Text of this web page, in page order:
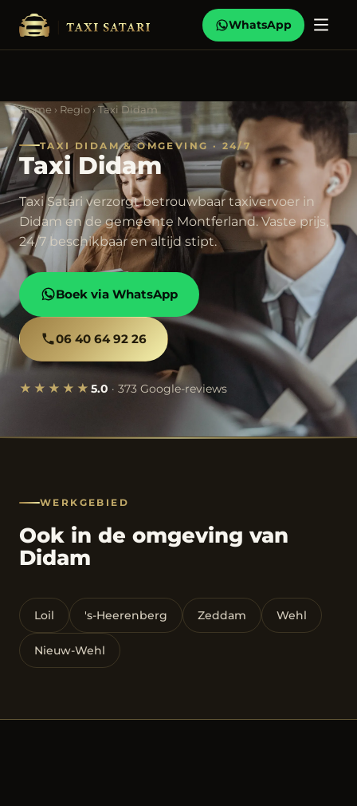
WhatsApp
Home › Regio› Taxi Didam
TAXI DIDAM & OMGEVING · 24/7
Taxi Didam
Taxi Satari verzorgt betrouwbaar taxivervoer in
Didam en de gemeente Montferland. Vaste prijs,
24/7 beschikbaar en altijd stipt.
Boek via WhatsApp
06 40 64 92 26
★★★★★ 5.0 · 373 Google-reviews
WERKGEBIED
Ook in de omgeving van
Didam
Loil 's-Heerenberg Zeddam Wehl
Nieuw-Wehl